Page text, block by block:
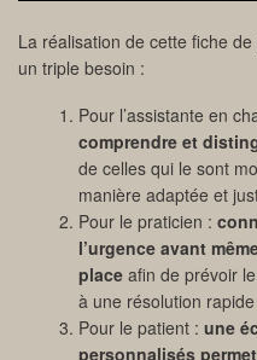
La réalisation de cette fiche
un triple besoin :
Pour l’assistante en
comprendre et
de celles qui le sont
manière adaptée et
Pour le praticien :
l’urgence avant
place afin de prévoir
à une résolution
Pour le patient : une
personnalisés